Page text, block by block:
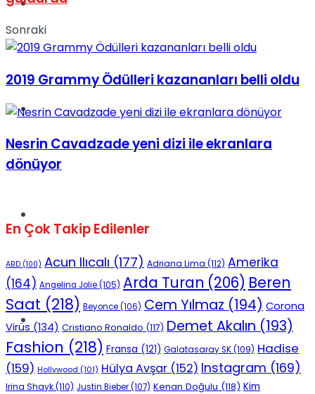
Sinema
Spor
Sonraki
2019 Grammy Ödülleri kazananları belli oldu
Nesrin Cavadzade yeni dizi ile ekranlara
dönüyor
En Çok Takip Edilenler
ABD (100) Acun Ilıcalı (177) Adriana Lima (112) Amerika
(164) Angelina Jolie(105) Arda Turan (206) Beren
Saat (218) Beyonce(106) Cem Yılmaz (194) Corona
Virüs (134) Cristiano Ronaldo (117) Demet Akalın (193)
Fashion (218) Fransa (121) Galatasaray SK(109) Hadise
(159) Hollywood (101) Hülya Avşar (152) Instagram (169)
Irina Shayk(110) Justin Bieber(107) Kenan Doğulu (118) Kim